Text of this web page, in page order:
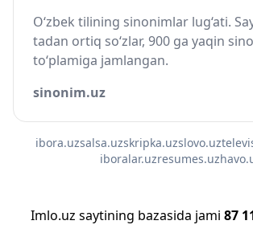
O‘zbek tilining sinonimlar lug‘ati.
tadan ortiq so‘zlar, 900 ga yaqin
to‘plamiga jamlangan.
sinonim.uz
ibora.uzsalsa.uzskripka.uzslovo.uz
iboralar.uzresumes.uz
Imlo.uz saytining bazasida jami 87